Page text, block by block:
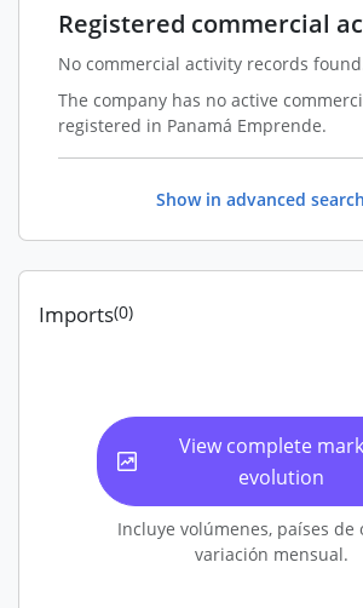
Registered commercial
No commercial activity records
The company has no active
registered in Panamá Emprende.
Show in advanced search
Imports(0)
View complete
evolution
Incluye volúmenes, países de
variación mensual.